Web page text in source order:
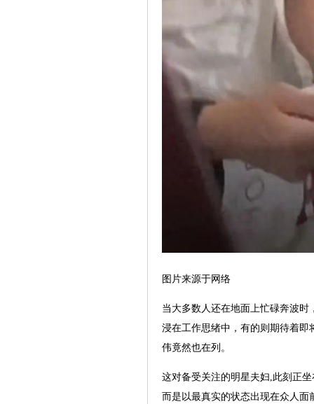
图片来源于网络
当大多数人还在地面上忙碌奔波
浸在工作思绪中，有的则期待着
伟竟然也在列。
这对备受关注的明星夫妇,此刻正
而是以最真实的状态出现在众人